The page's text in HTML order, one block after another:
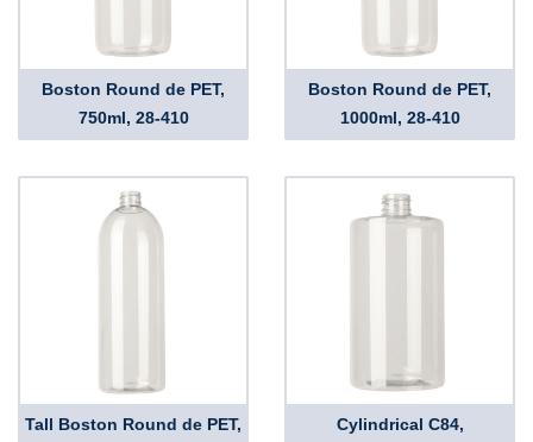
Boston Round de PET,
750ml, 28-410
Boston Round de PET,
1000ml, 28-410
Tall Boston Round de PET,
Cylindrical C84,